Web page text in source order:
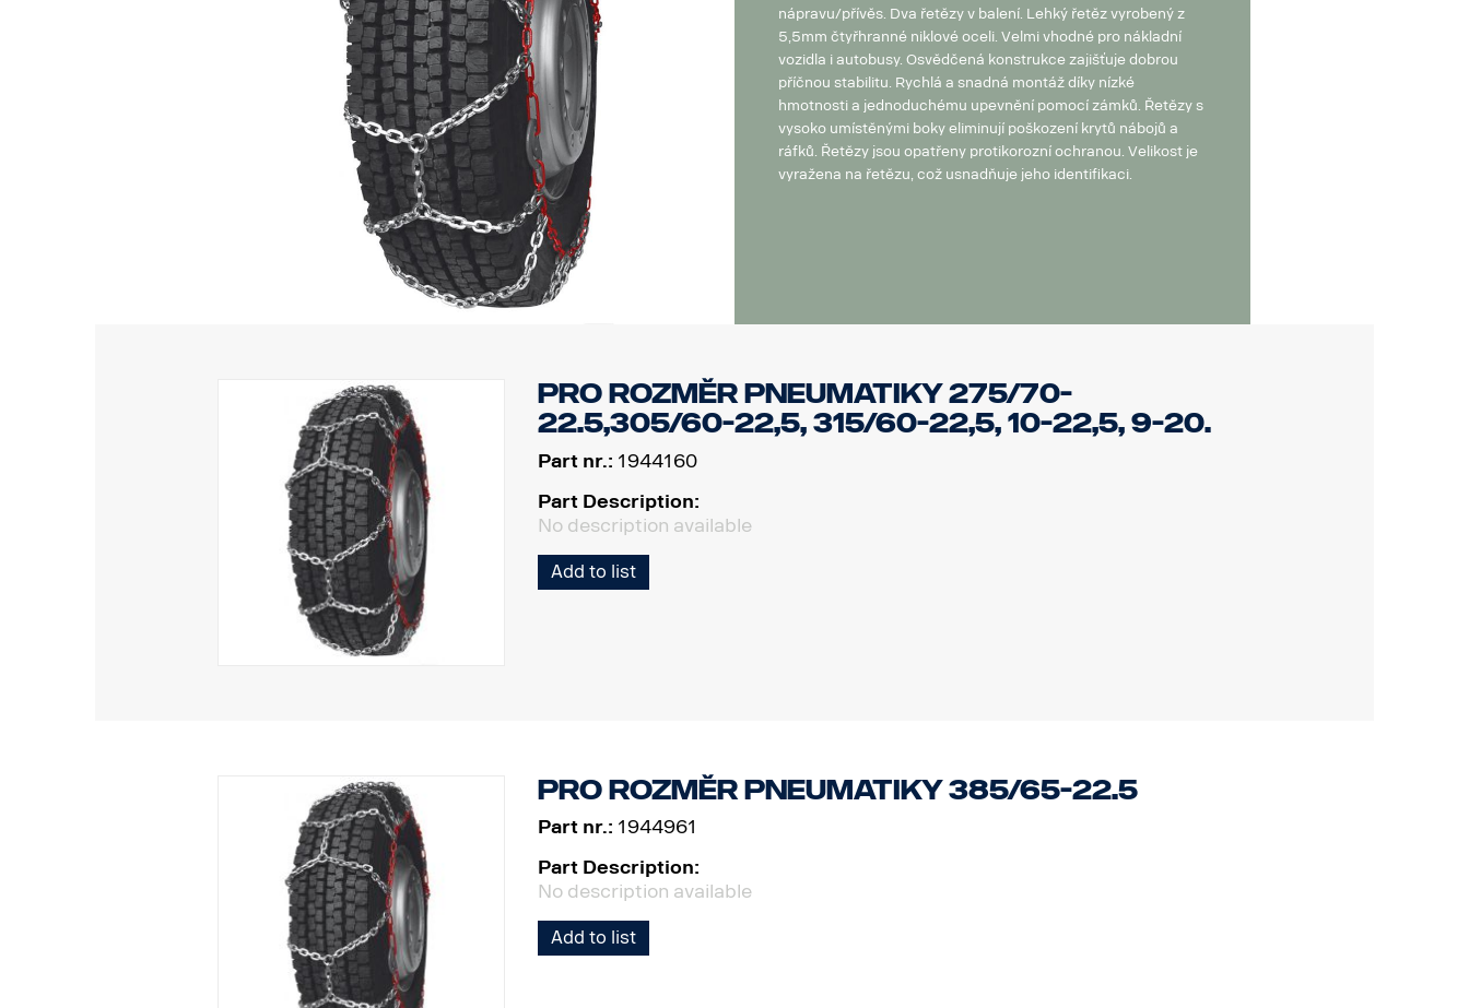
nápravu/přívěs. Dva řetězy v balení. Lehký řetěz vyrobený z
5,5mm čtyřhranné niklové oceli. Velmi vhodné pro nákladní
vozidla i autobusy. Osvědčená konstrukce zajišťuje dobrou
příčnou stabilitu. Rychlá a snadná montáž díky nízké
hmotnosti a jednoduchému upevnění pomocí zámků. Řetězy s
vysoko umístěnými boky eliminují poškození krytů nábojů a
ráfků. Řetězy jsou opatřeny protikorozní ochranou. Velikost je
vyražena na řetězu, což usnadňuje jeho identifikaci.
Pro rozměr pneumatiky 275/70-
22.5,305/60-22,5, 315/60-22,5, 10-22,5, 9-20.
Part nr.: 1944160
Part Description:
No description available
Add to list
Pro rozměr pneumatiky 385/65-22.5
Part nr.: 1944961
Part Description:
No description available
Add to list